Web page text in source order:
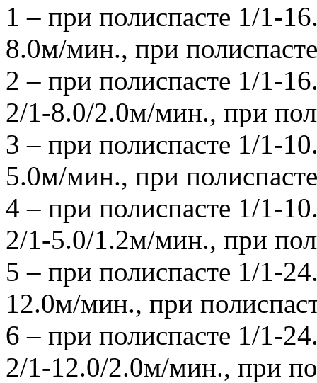
1 – при полиспасте 1/1-
8.0м/мин., при
2 – при полиспасте 1/1-
2/1-8.0/2.0м/мин., при
3 – при полиспасте 1/1-
5.0м/мин., при
4 – при полиспасте 1/1-
2/1-5.0/1.2м/мин., при
5 – при полиспасте 1/1-
12.0м/мин., при
6 – при полиспасте 1/1-
2/1-12.0/2.0м/мин., при